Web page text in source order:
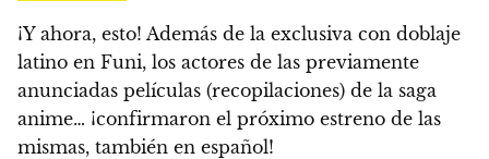
¡Y ahora, esto! Además de la exclusiva con doblaje
latino en Funi, los actores de las previamente
anunciadas películas (recopilaciones) de la saga
anime… ¡confirmaron el próximo estreno de las
mismas, también en español!